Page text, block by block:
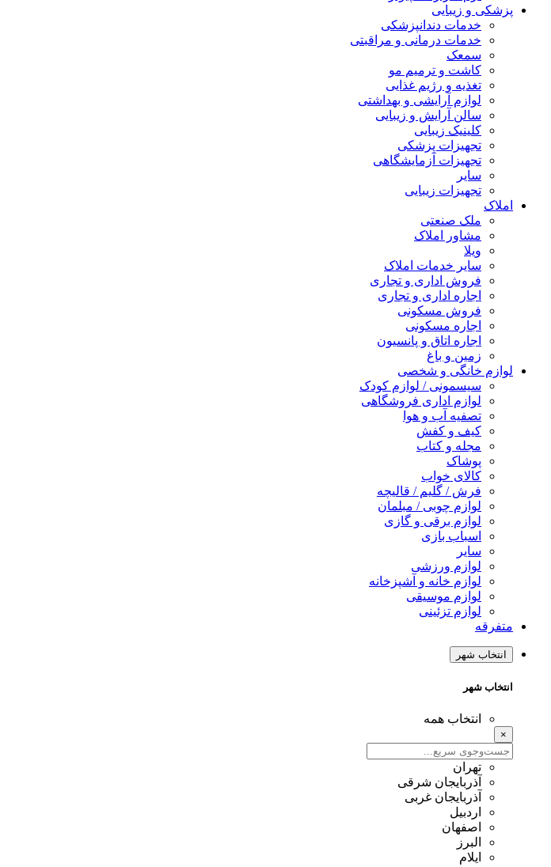
پزشکی و زیبایی
خدمات دندانپزشکی
خدمات درمانی و مراقبتی
سمعک
کاشت و ترمیم مو
تغذیه و رژیم غذایی
لوازم آرایشی و بهداشتی
سالن آرایش و زیبایی
کلینیک زیبایی
تجهیزات پزشکی
تجهیزات آزمایشگاهی
سایر
تجهیزات زیبایی
املاک
ملک صنعتی
مشاور املاک
ویلا
سایر خدمات املاک
فروش اداری و تجاری
اجاره اداری و تجاری
فروش مسکونی
اجاره مسکونی
اجاره اتاق و پانسیون
زمین و باغ
لوازم خانگی و شخصی
سیسمونی / لوازم کودک
لوازم اداری فروشگاهی
تصفیه آب و هوا
کیف و کفش
مجله و کتاب
پوشاک
کالای خواب
فرش / گلیم / قالیچه
لوازم چوبی / مبلمان
لوازم برقی و گازی
اسباب بازی
سایر
لوازم ورزشی
لوازم خانه و آشپزخانه
لوازم موسیقی
لوازم تزئینی
متفرقه
انتخاب شهر
انتخاب شهر
انتخاب همه
×
تهران
آذربایجان شرقی
آذربایجان غربی
اردبیل
اصفهان
البرز
ایلام